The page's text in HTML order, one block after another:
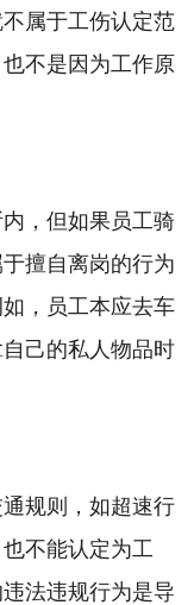
属于工伤认定范
不是因为工作原
，但如果员工骑
擅自离岗的行为
，员工本应去车
己的私人物品时
规则，如超速行
不能认定为工
法违规行为是导